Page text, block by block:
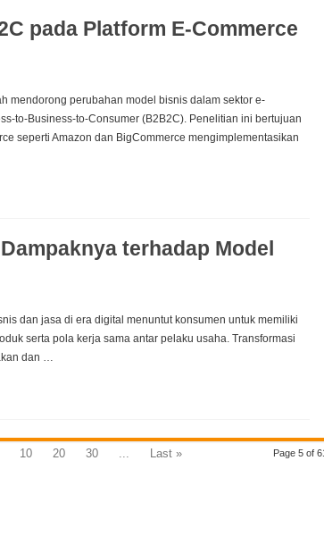
pada Platform E-Commerce
mendorong perubahan model bisnis dalam sektor e-
to-Business-to-Consumer (B2B2C). Penelitian ini bertujuan
seperti Amazon dan BigCommerce mengimplementasikan
terhadap Model
dan jasa di era digital menuntut konsumen untuk memiliki
serta pola kerja sama antar pelaku usaha. Transformasi
dan …
Page 5 of
10 20 30 Last »